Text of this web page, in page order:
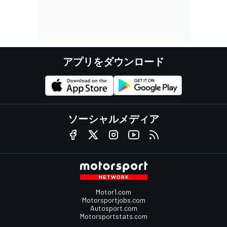
アプリをダウンロード
ソーシャルメディア
Motor1.com
Motorsportjobs.com
Autosport.com
Motorsportstats.com